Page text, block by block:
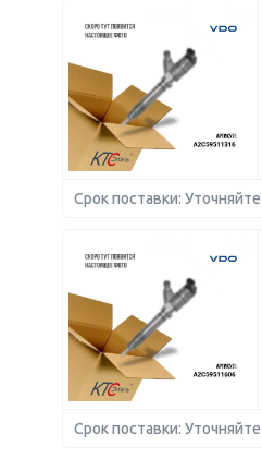
Срок поставки:
Срок поставки: